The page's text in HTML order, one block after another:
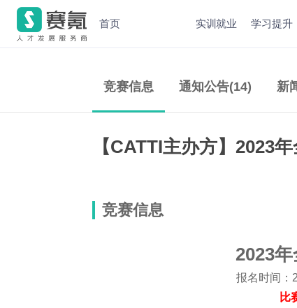
首页 实训就业 学习提升
竞赛信息 通知公告(14) 新
【CATTI主办方】2023
竞赛信息
2023
报名时间：
比